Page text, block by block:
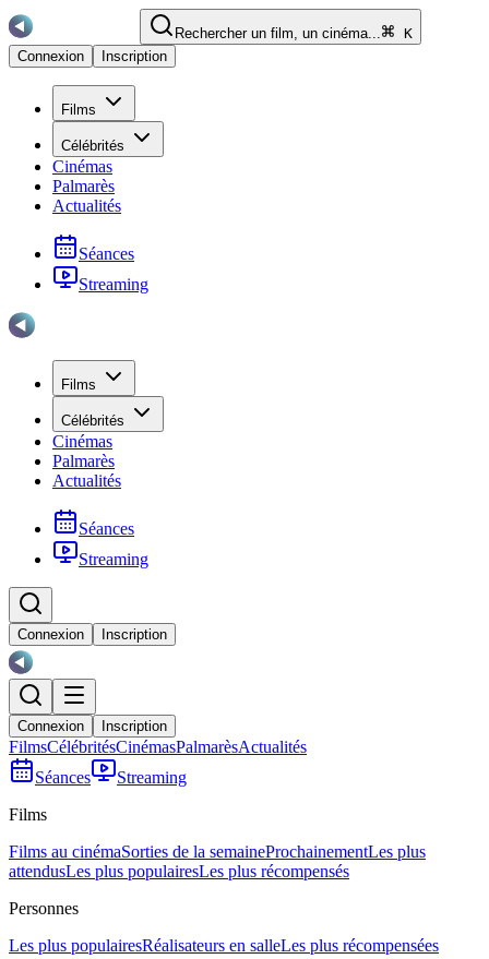
Rechercher un film, un cinéma...
K
Connexion
Inscription
Films
Célébrités
Cinémas
Palmarès
Actualités
Séances
Streaming
Films
Célébrités
Cinémas
Palmarès
Actualités
Séances
Streaming
Connexion Inscription
Connexion Inscription
FilmsCélébritésCinémasPalmarèsActualités
Séances
Streaming
Films
Films au cinémaSorties de la semaineProchainementLes plus
attendusLes plus populairesLes plus récompensés
Personnes
Les plus populairesRéalisateurs en salleLes plus récompensées